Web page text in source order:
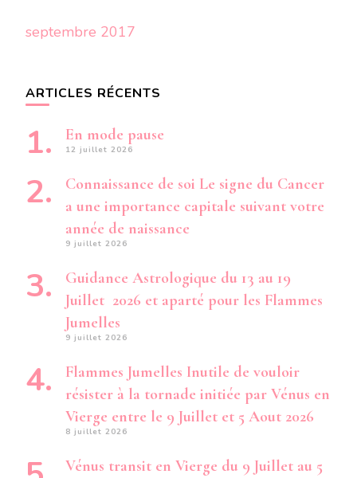
septembre 2017
ARTICLES RÉCENTS
En mode pause
12 juillet 2026
Connaissance de soi Le signe du Cancer
a une importance capitale suivant votre
année de naissance
9 juillet 2026
Guidance Astrologique du 13 au 19
Juillet 2026 et aparté pour les Flammes
Jumelles
9 juillet 2026
Flammes Jumelles Inutile de vouloir
résister à la tornade initiée par Vénus en
Vierge entre le 9 Juillet et 5 Aout 2026
8 juillet 2026
Vénus transit en Vierge du 9 Juillet au 5